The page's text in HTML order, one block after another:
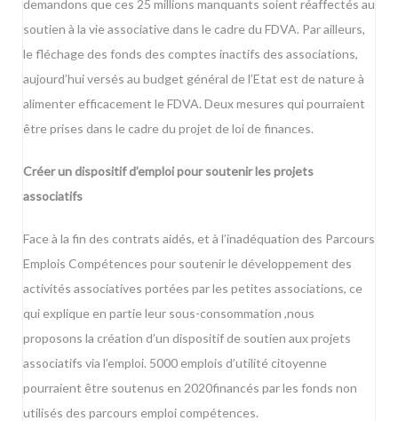
demandons que ces 25 millions manquants soient réaffectés au
soutien à la vie associative dans le cadre du FDVA. Par ailleurs,
le fléchage des fonds des comptes inactifs des associations,
aujourd’hui versés au budget général de l’Etat est de nature à
alimenter efficacement le FDVA. Deux mesures qui pourraient
être prises dans le cadre du projet de loi de finances.
Créer un dispositif d’emploi pour soutenir les projets
associatifs
Face à la fin des contrats aidés, et à l’inadéquation des Parcours
Emplois Compétences pour soutenir le développement des
activités associatives portées par les petites associations, ce
qui explique en partie leur sous-consommation ,nous
proposons la création d’un dispositif de soutien aux projets
associatifs via l’emploi. 5000 emplois d’utilité citoyenne
pourraient être soutenus en 2020financés par les fonds non
utilisés des parcours emploi compétences.